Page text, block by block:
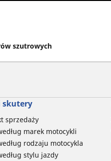
szutrowych
skutery
sprzedaży
marek motocykli
rodzaju motocykla
stylu jazdy